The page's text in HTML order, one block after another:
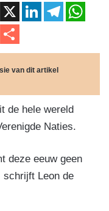
F
a
X
Li
k
e
dI
n
T
e
a
m
at
A
E
el
e
n
van dit artikel
de hele wereld
Naties.
deze eeuw geen
schrijft Leon de